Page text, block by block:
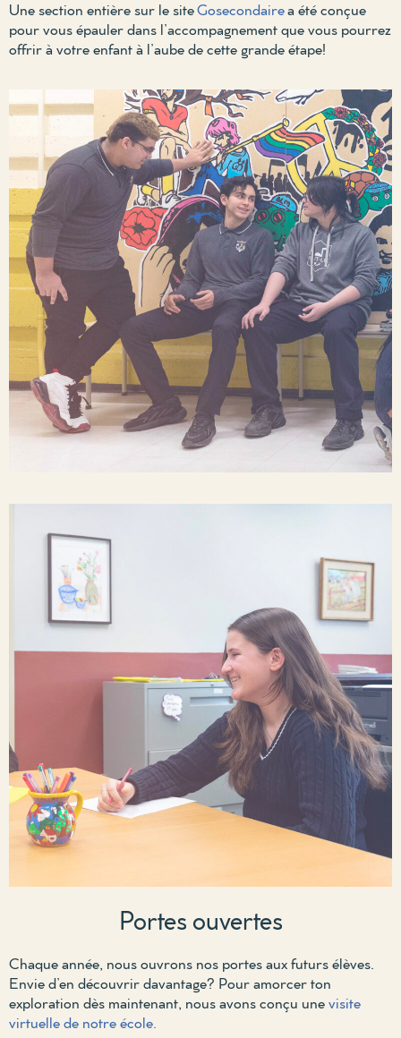
Unesection entière sur le siteGosecondairea été conçue
pour vous épauler dans l’accompagnement que vous pourrez
offrir à votre enfant à l’aube de cette grande étape!
Portes ouvertes
Chaque année, nous ouvrons nos portes aux futurs élèves.
Envie d’en découvrir davantage? Pour amorcer ton
exploration dès maintenant, nous avons conçu unevisite
virtuelle de notre école.